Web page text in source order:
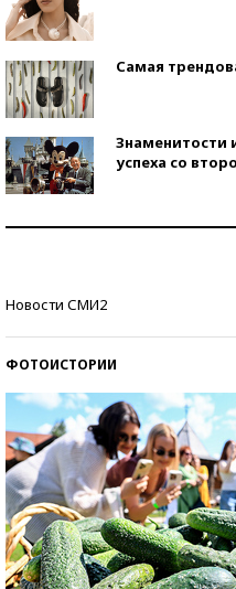
Самая
Знаменитости
успеха со
Новости СМИ2
ФОТОИСТОРИИ